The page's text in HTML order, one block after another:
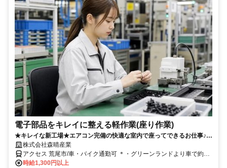
電子部品をキレイに整える軽作業(座り作業)
★キレイな新工場★エアコン完備の快適な室内で座ってできるお仕事♪時
短・残業なしも相談OK！
株式会社森晴産業
アクセス 荒尾市/車・バイク通勤可 ＊・グリーンランドより車で約5
分・イオンモール大牟田より車で約15分
時給1,300円以上